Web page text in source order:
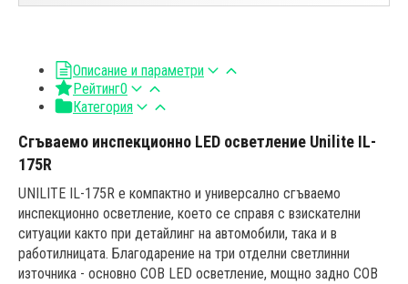
Описание и параметри
Рейтинг0
Категория
Сгъваемо инспекционно LED осветление Unilite IL-
175R
UNILITE IL-175R е компактно и универсално сгъваемо
инспекционно осветление, което се справя с взискателни
ситуации както при детайлинг на автомобили, така и в
работилницата. Благодарение на три отделни светлинни
източника - основно COB LED осветление, мощно задно COB